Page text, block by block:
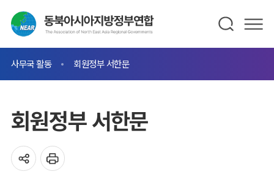
사무국 활동 회원정부 서한문
회원정부 서한문